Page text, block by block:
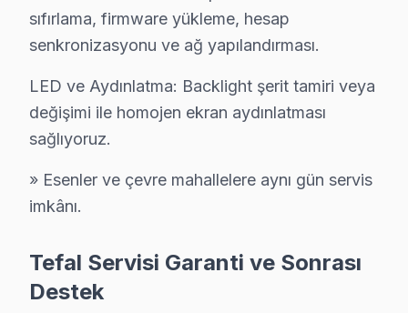
Esenler Tefal Servis Maliyetleri – Onaysız
Esenler arıza türüne göre teknik müdahale bedelleri
• Kapasitör değişimi (anakart): ₺250 – ₺600
• Panel (ekran) değişimi: ₺1.500 – ₺8.000 (boyut ve
• Güç kartı (power board) tamiri: ₺400 – ₺1.200
• LED backlight tamiri: ₺500 – ₺2.000
• Anakart tamiri/değişimi: ₺500 – ₺1.800
• Yazılım güncelleme ve hata giderme: ₺200 – ₺500
sıfırlama, firmware yükleme, hesap
senkronizasyonu ve ağ yapılandırması.
LED ve Aydınlatma: Backlight şerit tamiri veya
değişimi ile homojen ekran aydınlatması
sağlıyoruz.
» Esenler ve çevre mahallelere aynı gün servis
imkânı.
Tefal Servisi Garanti ve Sonrası
Destek